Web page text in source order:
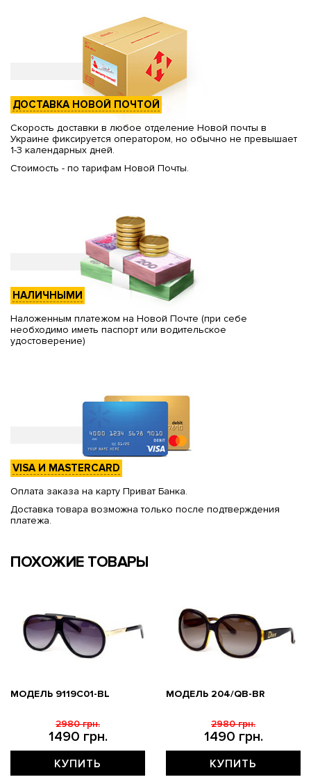
ДОСТАВКА НОВОЙ ПОЧТОЙ
Скорость доставки в любое отделение Новой почты в
Украине фиксируется оператором, но обычно не превышает
1-3 календарных дней.
Стоимость - по тарифам Новой Почты.
НАЛИЧНЫМИ
Наложенным платежом на Новой Почте (при себе
необходимо иметь паспорт или водительское
удостоверение)
VISA И MASTERCARD
Оплата заказа на карту Приват Банка.
Доставка товара возможна только после подтверждения
платежа.
ПОХОЖИЕ ТОВАРЫ
МОДЕЛЬ 9119С01-BL
1490 грн.
2980 грн.
КУПИТЬ
МОДЕЛЬ 204/QB-BR
1490 грн.
2980 грн.
КУПИТЬ